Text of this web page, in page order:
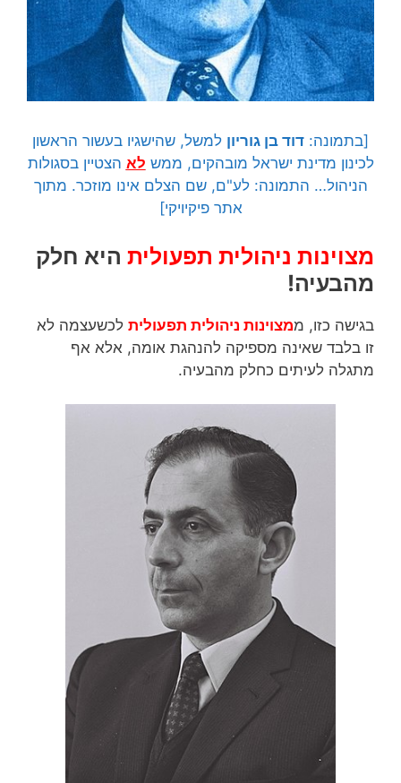
[בתמונה: דוד בן גוריון למשל, שהישגיו בעשור הראשון
לכינון מדינת ישראל מובהקים, ממש לא הצטיין בסגולות
הניהול… התמונה: לע"ם, שם הצלם אינו מוזכר. מתוך
אתר פיקיויקי]
מצוינות ניהולית תפעולית היא חלק
מהבעיה!
בגישה כזו, ממצוינות ניהולית תפעולית לכשעצמה לא
זו בלבד שאינה מספיקה להנהגת אומה, אלא אף
מתגלה לעיתים כחלק מהבעיה.